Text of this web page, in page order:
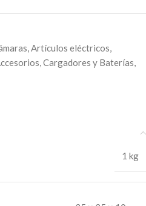
,Artículos eléctricos,
,Cargadores y Baterías,
1 kg